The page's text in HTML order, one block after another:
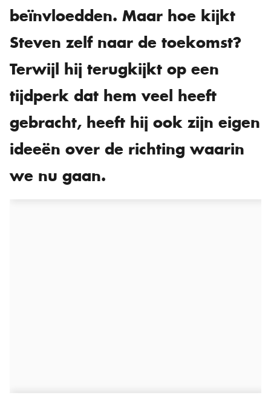
beïnvloedden. Maar hoe kijkt
Steven zelf naar de toekomst?
Terwijl hij terugkijkt op een
tijdperk dat hem veel heeft
gebracht, heeft hij ook zijn eigen
ideeën over de richting waarin
we nu gaan.